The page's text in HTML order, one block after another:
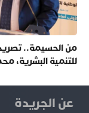
من الحسيمة.. تصريح
للتنمية البشرية،
عن الجريدة